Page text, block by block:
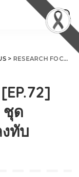
> RESEARCH FOCUS [EP.72] การแสดงสร้างสรรค์ ชุด วิจิตรการงานปีกแมลงทับ
ชุด
ทับ